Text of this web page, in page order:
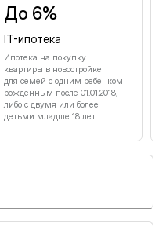
До 6%
IT-ипотека
Ипотека на покупку
квартиры в новостройке
для семей с одним ребенком
рожденным после 01.01.2018,
либо с двумя или более
детьми младше 18 лет